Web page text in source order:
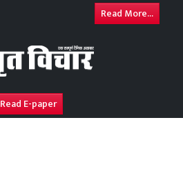
Read More...
Read E-paper